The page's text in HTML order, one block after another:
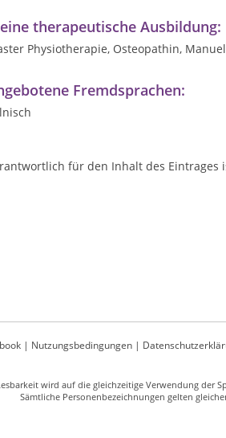
therapeutische Ausbildung:
Physiotherapie, Osteopathin,
Fremdsprachen:
für den Inhalt des Eintrages
| Nutzungsbedingungen|
wird auf die gleichzeitige Verwendung der
Sämtliche Personenbezeichnungen gelten